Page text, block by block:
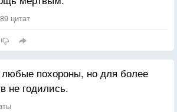
цитат
похороны, но для более
не годились.